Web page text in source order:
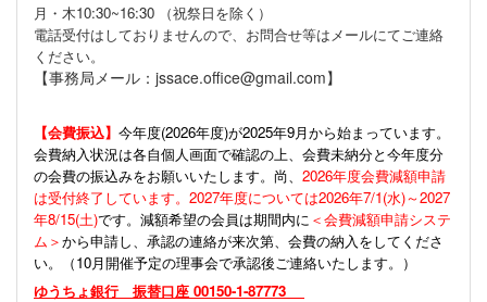
月・木10:30~16:30 （祝祭日を除く）
電話受付はしておりませんので、お問合せ等はメールにてご連絡
ください。
【事務局メール：jssace.office@gmail.com】
【会費振込】 今年度(2026年度)が2025年9月から始まっています。
会費納入状況は各自個人画面で確認の上、会費未納分と今年度分
の会費の振込みをお願いいたします。尚、 2026年度会費減額申請
は受付終了しています。2027年度については2026年7/1(水)～2027
年8/15(土)です。減額希望の会員は期間内に ＜会費減額申請システ
ム＞から申請し、承認の連絡が来次第、会費の納入をしてくださ
い。（10月開催予定の理事会で承認後ご連絡いたします。）
ゆうちょ銀行 振替口座 00150-1-87773